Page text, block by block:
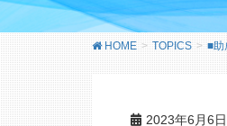
HOME TOPICS ■助
2023年6月6日